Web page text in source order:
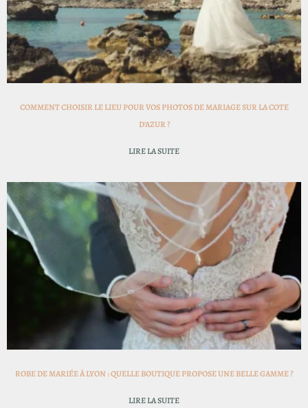
COMMENT CHOISIR LE LIEU POUR VOS PHOTOS DE MARIAGE SUR LA COTE
D’AZUR ?
LIRE LA SUITE
ROBE DE MARIÉE À LYON : QUELLE BOUTIQUE PROPOSE UNE BELLE GAMME ?
LIRE LA SUITE